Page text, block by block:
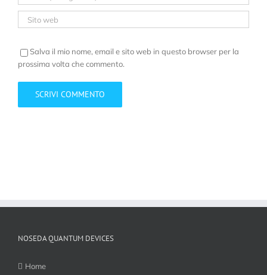
Salva il mio nome, email e sito web in questo browser per la
prossima volta che commento.
NOSEDA QUANTUM DEVICES
Home